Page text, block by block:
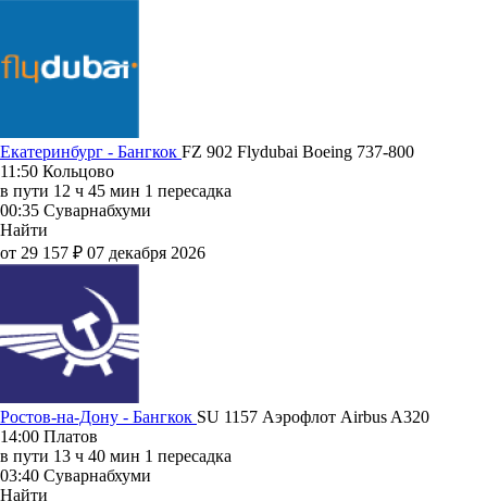
Екатеринбург - Бангкок FZ 902 Flydubai Boeing 737-800
11:50 Кольцово
в пути 12 ч 45 мин 1 пересадка
00:35 Суварнабхуми
Найти
от 29 157 ₽ 07 декабря 2026
Ростов-на-Дону - Бангкок SU 1157 Аэрофлот Airbus A320
14:00 Платов
в пути 13 ч 40 мин 1 пересадка
03:40 Суварнабхуми
Найти